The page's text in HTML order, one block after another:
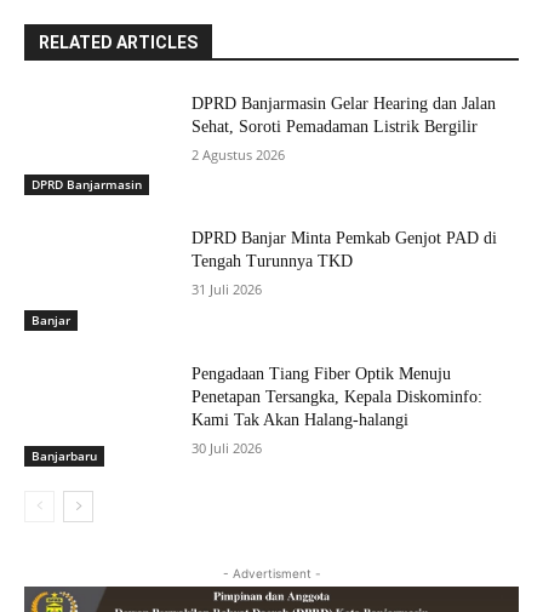
RELATED ARTICLES
DPRD Banjarmasin
DPRD Banjarmasin Gelar Hearing dan Jalan
Sehat, Soroti Pemadaman Listrik Bergilir
2 Agustus 2026
Banjar
DPRD Banjar Minta Pemkab Genjot PAD di
Tengah Turunnya TKD
31 Juli 2026
Banjarbaru
Pengadaan Tiang Fiber Optik Menuju
Penetapan Tersangka, Kepala Diskominfo:
Kami Tak Akan Halang-halangi
30 Juli 2026
- Advertisment -